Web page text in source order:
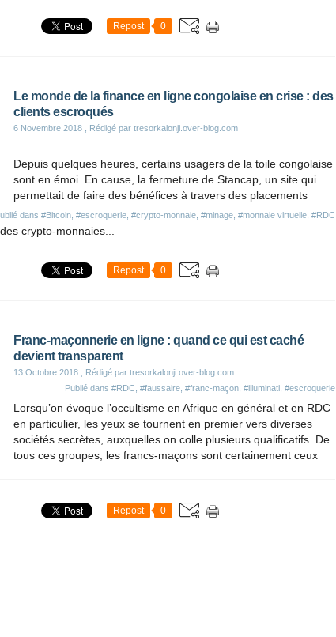
Repost 0
Le monde de la finance en ligne congolaise en crise : des
clients escroqués
6 Novembre 2018 , Rédigé par tresorkalonji.over-blog.com
dans #Bitcoin #escroquerie #crypto-monnaie #minage #monnaie virtuelle #RDC
Depuis quelques heures, certains usagers de la toile congolaise
sont en émoi. En cause, la fermeture de Stancap, un site qui
permettait de faire des bénéfices à travers des placements
crypto-monnaies...
Repost 0
Franc-maçonnerie en ligne : quand ce qui est caché
devient transparent
13 Octobre 2018 , Rédigé par tresorkalonji.over-blog.com
Publié dans #RDC #faussaire #franc-maçon #illuminati #escroquerie
Lorsqu’on évoque l’occultisme en Afrique en général et en RDC
en particulier, les yeux se tournent en premier vers diverses
sociétés secrètes, auxquelles on colle plusieurs qualificatifs. De
tous ces groupes, les francs-maçons sont certainement ceux
Repost 0